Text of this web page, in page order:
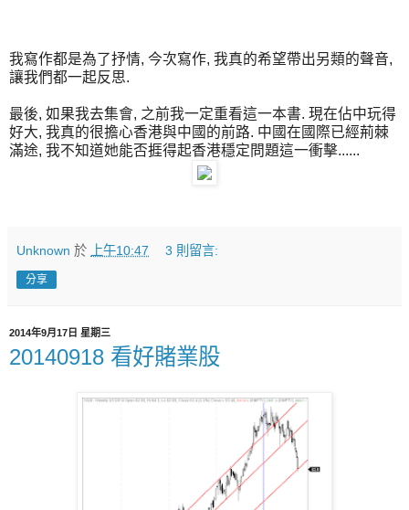
我寫作都是為了抒情, 今次寫作, 我真的希望帶出另類的聲音,
讓我們都一起反思.
最後, 如果我去集會, 之前我一定重看這一本書. 現在佔中玩得
好大, 我真的很擔心香港與中國的前路. 中國在國際已經荊棘
滿途, 我不知道她能否捱得起香港穩定問題這一衝擊......
Unknown 於 上午10:47 3 則留言:
分享
2014年9月17日 星期三
20140918 看好賭業股